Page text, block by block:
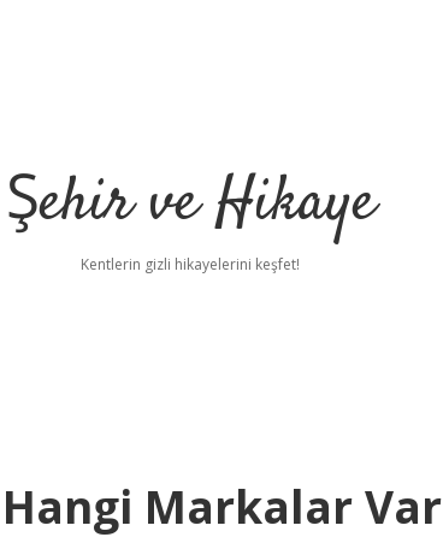
Şehir ve Hikaye
Kentlerin gizli hikayelerini keşfet!
Markalar Var